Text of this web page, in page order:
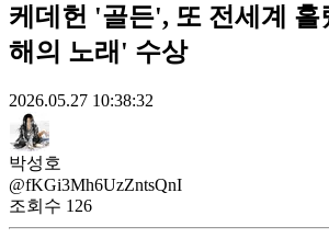
케데헌 '골든', 또 전세계
해의 노래' 수상
2026.05.27 10:38:32
박성호
@fKGi3Mh6UzZntsQnI
조회수 126